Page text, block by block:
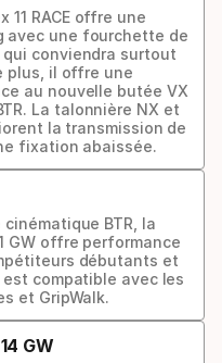
11 RACE offre une
avec une fourchette de
conviendra surtout
plus, il offre une
au nouvelle butée VX
La talonnière NX et
la transmission de
fixation abaissée.
BTR, la
GW offre performance
débutants et
compatible avec les
et GripWalk.
GW